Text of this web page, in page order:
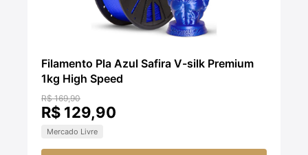
Filamento Pla Azul Safira V-silk Premium
1kg High Speed
R$ 169,90
R$ 129,90
Mercado Livre